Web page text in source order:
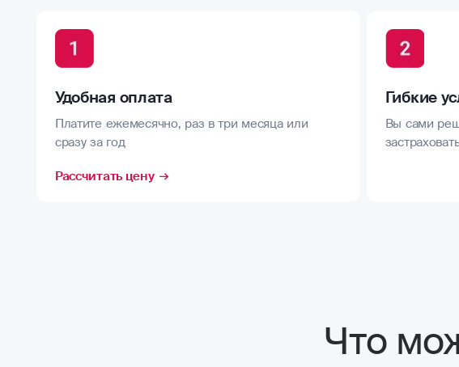
Удобная оплата
Платите ежемесячно, раз в три месяца или
сразу за год
Рассчитать цену
Гибкие
Вы сами
Что